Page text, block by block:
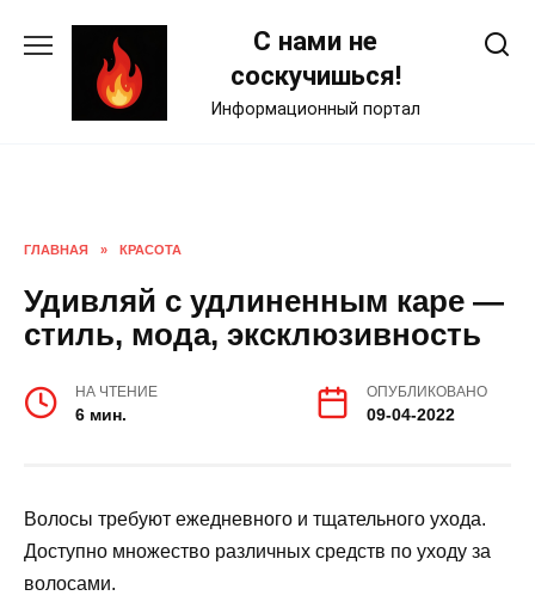
С нами не
соскучишься!
Информационный портал
ГЛАВНАЯ » КРАСОТА
Удивляй с удлиненным каре —
стиль, мода, эксклюзивность
НА ЧТЕНИЕ
6 мин.
ОПУБЛИКОВАНО
09-04-2022
Волосы требуют ежедневного и тщательного ухода.
Доступно множество различных средств по уходу за
волосами.